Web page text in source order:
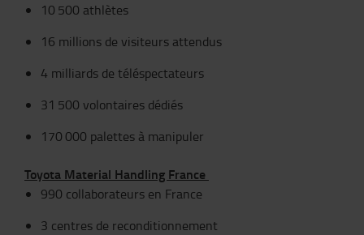
10 500 athlètes
16 millions de visiteurs attendus
4 milliards de téléspectateurs
31 500 volontaires dédiés
170 000 palettes à manipuler
Toyota Material Handling France
990 collaborateurs en France
3 centres de reconditionnement